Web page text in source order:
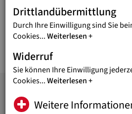
Reinhard Heiserer, Geschäftsführer
JUGEND EINE WELT
Drittlandübermittlung
Durch Ihre Einwilligung sind Sie
Cookies...Weiterlesen
Widerruf
Sie können Ihre Einwilligung
Cookies...Weiterlesen
Weitere